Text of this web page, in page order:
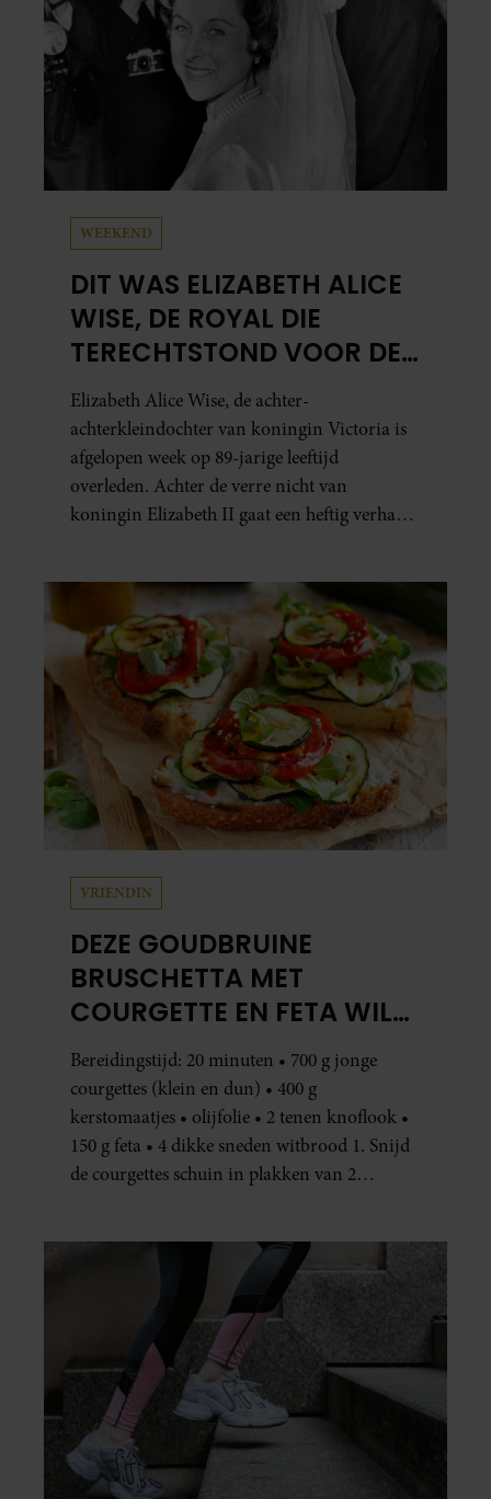
WEEKEND
DIT WAS ELIZABETH ALICE
WISE, DE ROYAL DIE
TERECHTSTOND VOOR DE
DOOD VAN HAAR BABY
Elizabeth Alice Wise, de achter-
achterkleindochter van koningin Victoria is
afgelopen week op 89-jarige leeftijd
overleden. Achter de verre nicht van
koningin Elizabeth II gaat een heftig verhaal
VRIENDIN
DEZE GOUDBRUINE
BRUSCHETTA MET
COURGETTE EN FETA WIL
JE METEEN MAKEN
Bereidingstijd: 20 minuten • 700 g jonge
courgettes (klein en dun) • 400 g
kerstomaatjes • olijfolie • 2 tenen knoflook •
150 g feta • 4 dikke sneden witbrood 1. Snijd
de courgettes schuin in plakken van 2